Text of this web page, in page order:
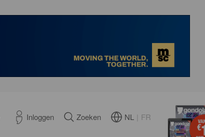
Inloggen Zoeken NL FR